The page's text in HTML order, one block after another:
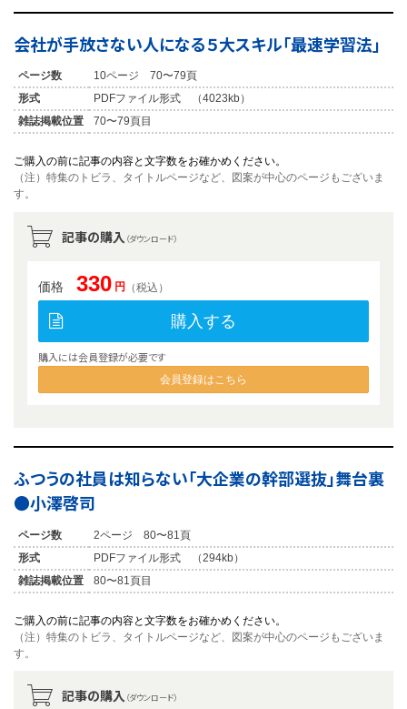
会社が手放さない人になる５大スキル「最速学習法」
ページ数
10ページ 70〜79頁
形式
PDFファイル形式 （4023kb）
雑誌掲載位置
70〜79頁目
ご購入の前に記事の内容と文字数をお確かめください。
（注）特集のトビラ、タイトルページなど、図案が中心のページもございま
す。
記事の購入 （ダウンロード）
価格 330 円 （税込）
購入する
購入には会員登録が必要です
会員登録はこちら
ふつうの社員は知らない「大企業の幹部選抜」舞台裏
●小澤啓司
ページ数
2ページ 80〜81頁
形式
PDFファイル形式 （294kb）
雑誌掲載位置
80〜81頁目
ご購入の前に記事の内容と文字数をお確かめください。
（注）特集のトビラ、タイトルページなど、図案が中心のページもございま
す。
記事の購入 （ダウンロード）